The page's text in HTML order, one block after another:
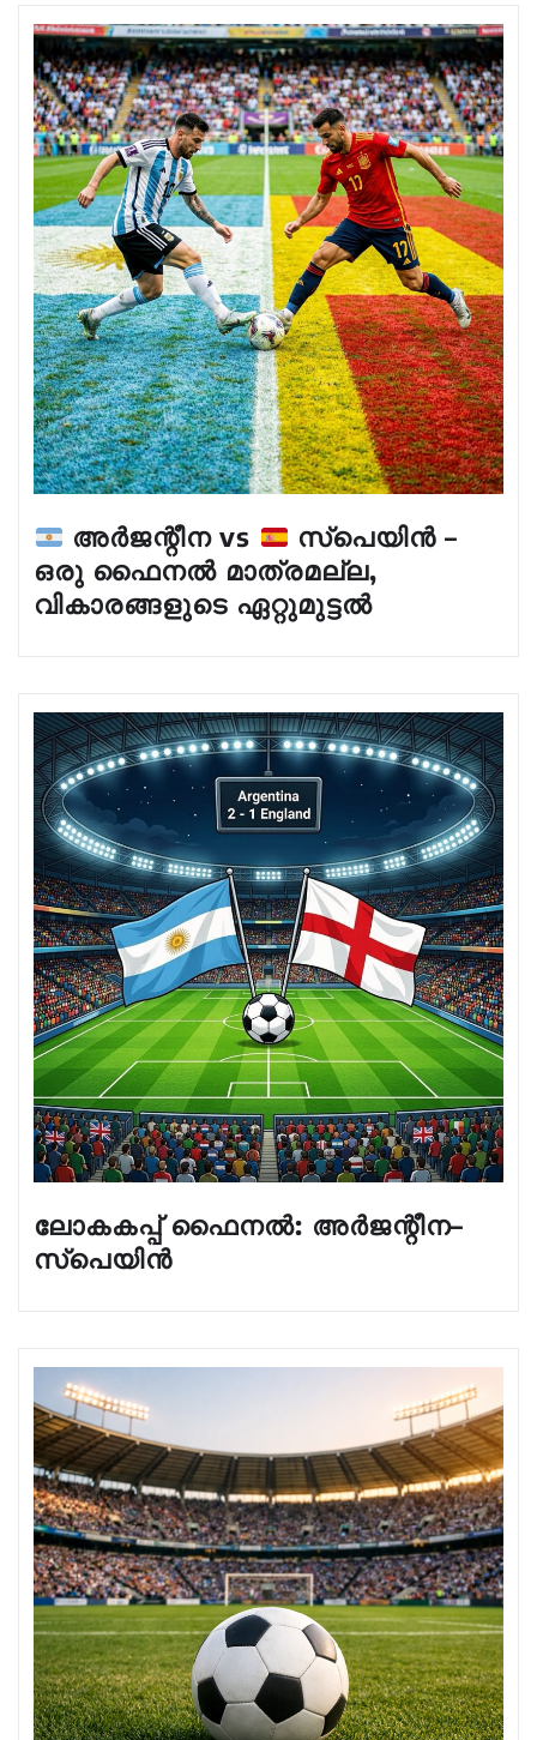
അർജന്റീന vs
സ്പെയിൻ –
ഒരു ഫൈനൽ മാത്രമല്ല,
വികാരങ്ങളുടെ ഏറ്റുമുട്ടൽ
ലോകകപ്പ് ഫൈനൽ: അർജന്റീന–
സ്പെയിൻ